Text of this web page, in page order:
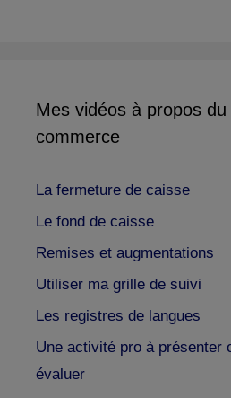
Mes vidéos à propos du
commerce
La fermeture de caisse
Le fond de caisse
Remises et augmentations
Utiliser ma grille de suivi
Les registres de langues
Une activité pro à présenter
évaluer